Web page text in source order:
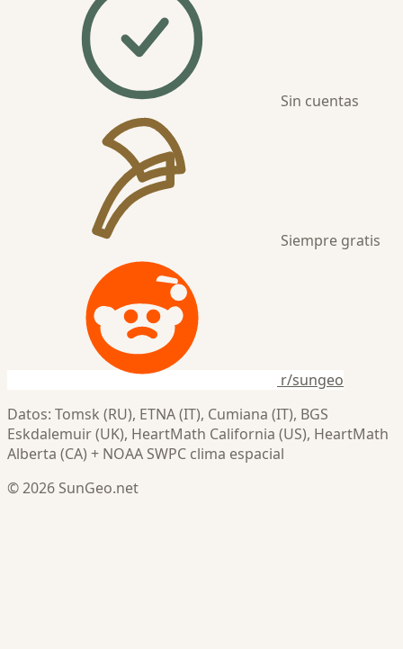
Sin cuentas
Siempre gratis
r/sungeo
Datos: Tomsk (RU), ETNA (IT), Cumiana (IT), BGS
Eskdalemuir (UK), HeartMath California (US), HeartMath
Alberta (CA) + NOAA SWPC clima espacial
© 2026 SunGeo.net